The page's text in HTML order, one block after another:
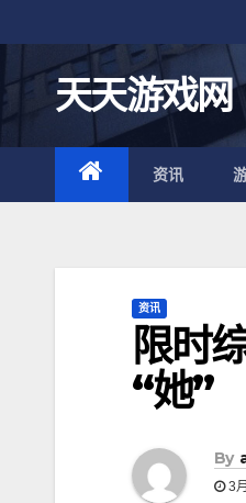
至
内
容
天天游戏网
资讯
资讯
限时
“她”
By
3